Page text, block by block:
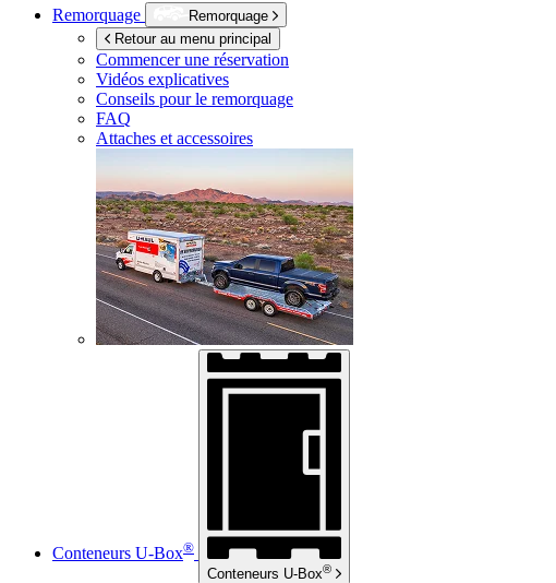
Remorquage
Remorquage
Retour au menu principal
Commencer une réservation
Vidéos explicatives
Conseils pour le remorquage
FAQ
Attaches et accessoires
Conteneurs U-Box®
Conteneurs U-Box®